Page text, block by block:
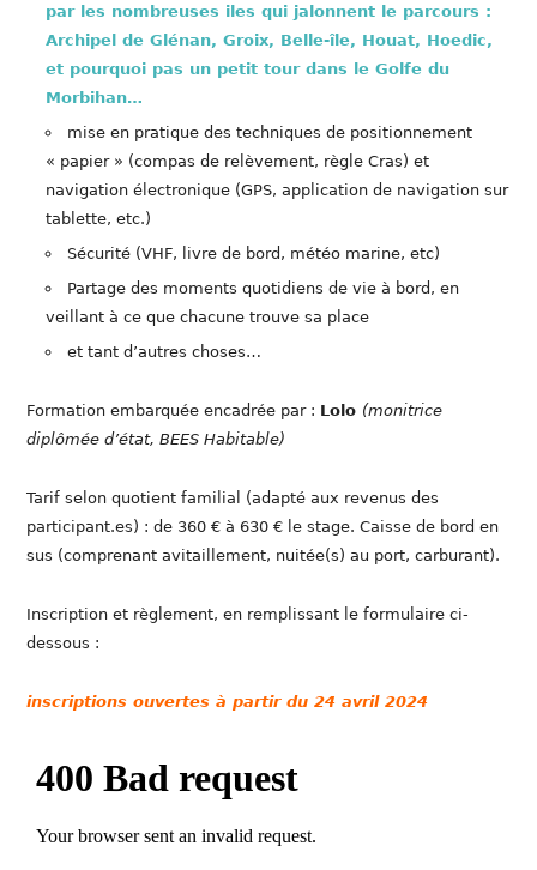
par les nombreuses iles qui jalonnent le parcours :
Archipel de Glénan, Groix, Belle-île, Houat, Hoedic,
et pourquoi pas un petit tour dans le Golfe du
Morbihan…
mise en pratique des techniques de positionnement
« papier » (compas de relèvement, règle Cras) et
navigation électronique (GPS, application de navigation sur
tablette, etc.)
Sécurité (VHF, livre de bord, météo marine, etc)
Partage des moments quotidiens de vie à bord, en
veillant à ce que chacune trouve sa place
et tant d’autres choses…
Formation embarquée encadrée par : Lolo (monitrice
diplômée d’état, BEES Habitable)
Tarif selon quotient familial (adapté aux revenus des
participant.es) : de 360 € à 630 € le stage. Caisse de bord en
sus (comprenant avitaillement, nuitée(s) au port, carburant).
Inscription et règlement, en remplissant le formulaire ci-
dessous :
inscriptions ouvertes à partir du 24 avril 2024